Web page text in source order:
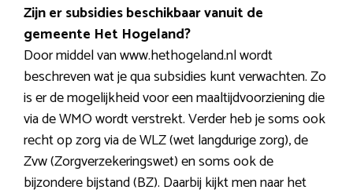
Zijn er subsidies beschikbaar vanuit de
gemeente Het Hogeland?
Door middel van www.hethogeland.nl wordt
beschreven wat je qua subsidies kunt verwachten. Zo
is er de mogelijkheid voor een maaltijdvoorziening die
via de WMO wordt verstrekt. Verder heb je soms ook
recht op zorg via de WLZ (wet langdurige zorg), de
Zvw (Zorgverzekeringswet) en soms ook de
bijzondere bijstand (BZ). Daarbij kijkt men naar het